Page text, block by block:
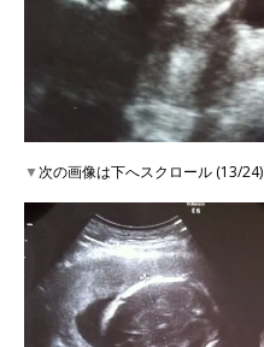
▼次の画像は下へスクロール (13/24)